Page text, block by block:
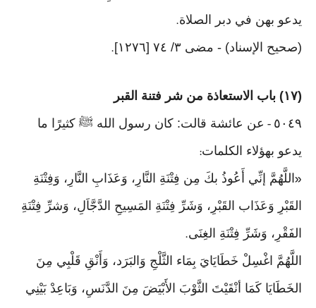
يدعو بهن في دبر الصلاة.
(صحيح الإسناد) - مضى ٣/ ٧٤ [١٢٧٦] .
(١٧) باب الاستعاذة من شر فتنة القبر
٥٠٤٩ - عن عائشة قالت: كان رسول الله ﷺ كثيرًا ما
يدعو بهؤلاء الكلمات:
« اللَّهُمَّ إنِّي أَعُوذُ بكَ مِن فِتْنَةِ النَّارِ، وَعَذَابِ النَّارِ، وَفِتْنَةِ
القَبْرِ وَعَذَاب القَبْرِ، وَشَرِّ فِتْنَةِ المَسِيحِ الدَّجَّاَلِ، وَشرِّ فِتْنَةِ
الفَقْرِ، وَشَرِّ فِتْنَةِ الغِنَى.
اللَّهُمَّ اغْسِلْ خَطَايَايَ بِمَاء الثَّلْجِ وَالبَرَد، وَأَنْقِ قَلْبِي مِنَ
الخَطَايَا كَمَا أنْقَيْتَ الثَّوْبَ الأَبْيَضَ مِنَ الدَّنَسِ، وَبَاعِدْ بَيْنِي